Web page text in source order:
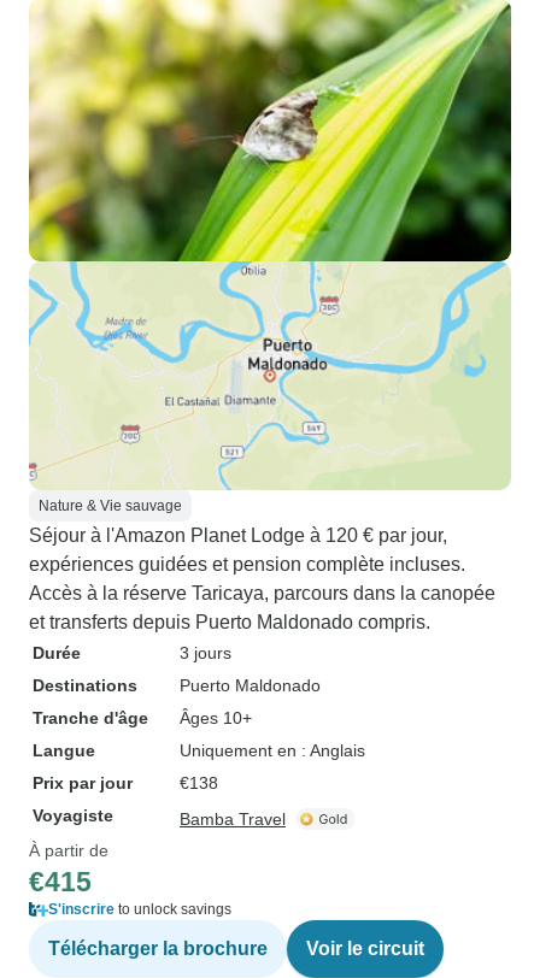
Nature & Vie sauvage
Séjour à l'Amazon Planet Lodge à 120 € par jour,
expériences guidées et pension complète incluses.
Accès à la réserve Taricaya, parcours dans la canopée
et transferts depuis Puerto Maldonado compris.
Durée
3 jours
Destinations
Puerto Maldonado
Tranche d'âge
Âges 10+
Langue
Uniquement en : Anglais
Prix par jour
€138
Voyagiste
Bamba Travel
À partir de
€415
S'inscrire to unlock savings
Télécharger la brochure Voir le circuit